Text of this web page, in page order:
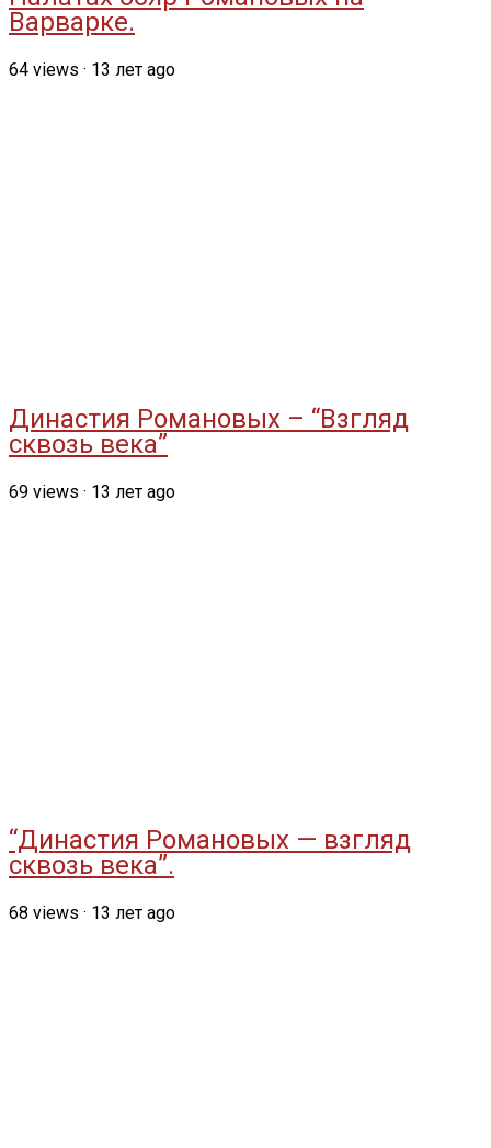
Варварке.
64 views · 13 лет ago
Династия Романовых – “Взгляд
сквозь века”
69 views · 13 лет ago
“Династия Романовых — взгляд
сквозь века”.
68 views · 13 лет ago